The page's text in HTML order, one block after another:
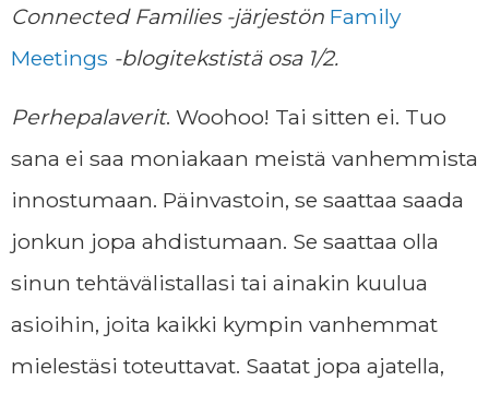
LAHJOITA
Connected Families -järjestön Family
Meetings -blogitekstistä osa 1/2.
Perhepalaverit. Woohoo! Tai sitten ei. Tuo
sana ei saa moniakaan meistä vanhemmista
innostumaan. Päinvastoin, se saattaa saada
jonkun jopa ahdistumaan. Se saattaa olla
sinun tehtävälistallasi tai ainakin kuulua
asioihin, joita kaikki kympin vanhemmat
mielestäsi toteuttavat. Saatat jopa ajatella,